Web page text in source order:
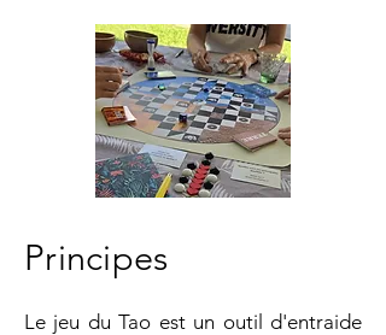
Principes
Le jeu du Tao est un outil d'entraide